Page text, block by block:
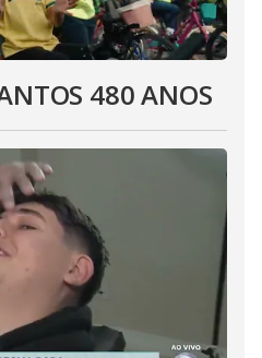
480 ANOS